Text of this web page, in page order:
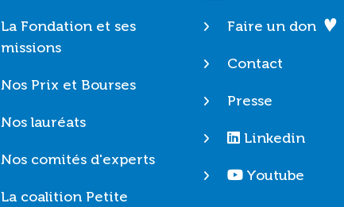
La Fondation et ses
missions
Nos Prix et Bourses
Nos lauréats
Nos comités d'experts
La coalition Petite
Faire un don
Contact
Presse
Linkedin
Youtube